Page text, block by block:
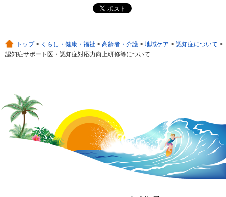
トップ> くらし・健康・福祉 > 高齢者・介護 > 地域ケア > 認知症について >
認知症サポート医・認知症対応力向上研修等について